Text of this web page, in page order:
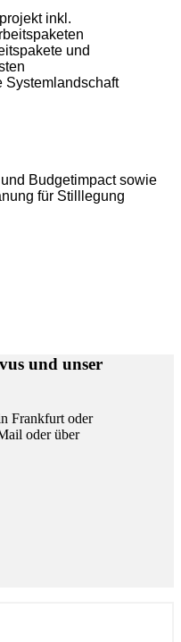
inkl.
und
Systemlandschaft
Budgetimpact sowie
für Stilllegung
und unser
Frankfurt oder
oder über